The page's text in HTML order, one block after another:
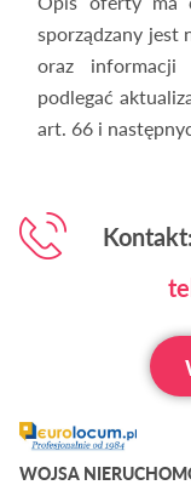
sporządzany jest
oraz informacji
podlegać
art. 66 i
Kontakt:
WOJSA